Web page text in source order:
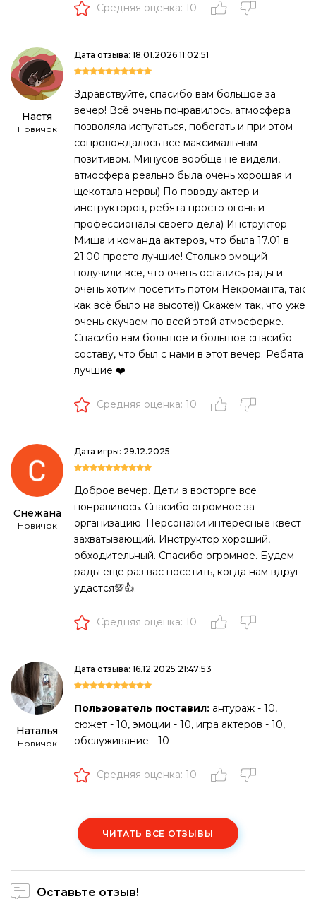
Средняя оценка: 10
Настя
Новичок
Дата отзыва: 18.01.2026 11:02:51
Здравствуйте, спасибо вам большое за
вечер! Всё очень понравилось, атмосфера
позволяла испугаться, побегать и при этом
сопровождалось всё максимальным
позитивом. Минусов вообще не видели,
атмосфера реально была очень хорошая и
щекотала нервы) По поводу актер и
инструкторов, ребята просто огонь и
профессионалы своего дела) Инструктор
Миша и команда актеров, что была 17.01 в
21:00 просто лучшие! Столько эмоций
получили все, что очень остались рады и
очень хотим посетить потом Некроманта, так
как всё было на высоте)) Скажем так, что уже
очень скучаем по всей этой атмосферке.
Спасибо вам большое и большое спасибо
составу, что был с нами в этот вечер. Ребята
лучшие ❤️
Средняя оценка: 10
Снежана
Новичок
Дата игры: 29.12.2025
Доброе вечер. Дети в восторге все
понравилось. Спасибо огромное за
организацию. Персонажи интересные квест
захватывающий. Инструктор хороший,
обходительный. Спасибо огромное. Будем
рады ещё раз вас посетить, когда нам вдруг
удастся💯👍.
Средняя оценка: 10
Наталья
Новичок
Дата отзыва: 16.12.2025 21:47:53
Пользователь поставил: антураж - 10,
сюжет - 10, эмоции - 10, игра актеров - 10,
обслуживание - 10
Средняя оценка: 10
ЧИТАТЬ ВСЕ ОТЗЫВЫ
Оставьте отзыв!